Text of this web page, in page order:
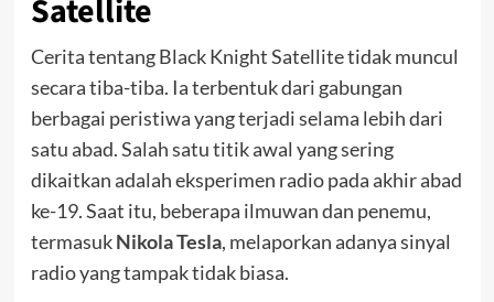
Satellite
Cerita tentang Black Knight Satellite tidak muncul
secara tiba-tiba. Ia terbentuk dari gabungan
berbagai peristiwa yang terjadi selama lebih dari
satu abad. Salah satu titik awal yang sering
dikaitkan adalah eksperimen radio pada akhir abad
ke-19. Saat itu, beberapa ilmuwan dan penemu,
termasukNikola Tesla, melaporkan adanya sinyal
radio yang tampak tidak biasa.